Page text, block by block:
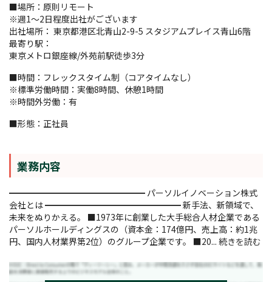
■場所：原則リモート
※週1〜2日程度出社がございます
出社場所： 東京都港区北青山2-9-5 スタジアムプレイス青山6階
最寄り駅：
東京メトロ銀座線/外苑前駅徒歩3分
■時間：フレックスタイム制（コアタイムなし）
※標準労働時間：実働8時間、休憩1時間
※時間外労働：有
■形態：正社員
業務内容
━━━━━━━━━━━━━━━━ パーソルイノベーション株式
会社とは ━━━━━━━━━━━━━━━━ 新手法、新領域で、
未来をぬりかえる。 ■1973年に創業した大手総合人材企業である
パーソルホールディングスの（資本金：174億円、売上高：約1兆
円、国内人材業界第2位）のグループ企業です。 ■20... 続きを読む